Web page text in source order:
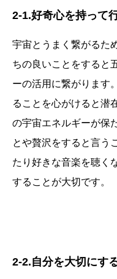
2-1.好奇心を持って
宇宙とうまく繋がるた
ちの良いことをすると
ーの活用に繋がります
ることを心がけると潜
の宇宙エネルギーが保
とや贅沢をすると言う
たり好きな音楽を聴く
することが大切です。
2-2.自分を大切にす